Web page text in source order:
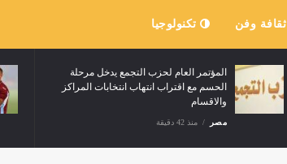
ثقافة وفن تكنولوجيا
أسباب فقدان الحماس في الصيف وطرق
استعادة طاقتك دون ضغط
منذ 42 دقيقة